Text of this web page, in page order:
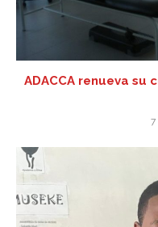
ADACCA renueva su
7